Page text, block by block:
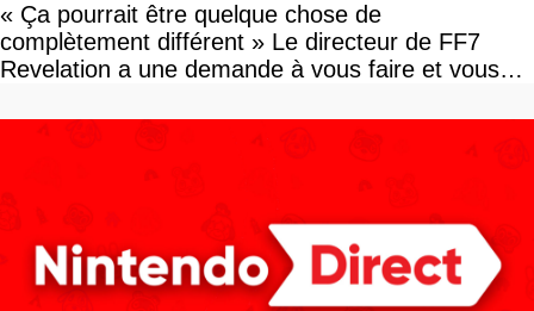
« Ça pourrait être quelque chose de
complètement différent » Le directeur de FF7
Revelation a une demande à vous faire et vous